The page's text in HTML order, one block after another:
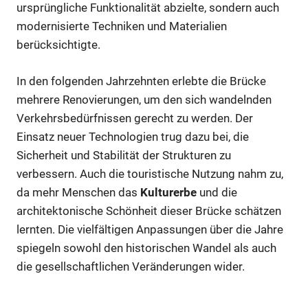
ursprüngliche Funktionalität abzielte, sondern auch
modernisierte Techniken und Materialien
berücksichtigte.
In den folgenden Jahrzehnten erlebte die Brücke
mehrere Renovierungen, um den sich wandelnden
Verkehrsbedürfnissen gerecht zu werden. Der
Einsatz neuer Technologien trug dazu bei, die
Sicherheit und Stabilität der Strukturen zu
verbessern. Auch die touristische Nutzung nahm zu,
da mehr Menschen das Kulturerbe und die
architektonische Schönheit dieser Brücke schätzen
lernten. Die vielfältigen Anpassungen über die Jahre
spiegeln sowohl den historischen Wandel als auch
die gesellschaftlichen Veränderungen wider.